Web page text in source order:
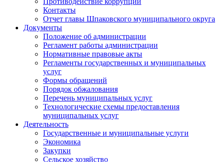
Контакты
Отчет главы Шпаковского муниципального округа
Документы
Положение об администрации
Регламент работы администрации
Нормативные правовые акты
Регламенты государственных и муниципальных
услуг
Формы обращений
Порядок обжалования
Перечень муниципальных услуг
Технологические схемы предоставления
муниципальных услуг
Деятельность
Государственные и муниципальные услуги
Экономика
Закупки
Сельское хозяйство